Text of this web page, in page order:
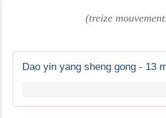
(treize
Dao yin yang sheng gong - 13